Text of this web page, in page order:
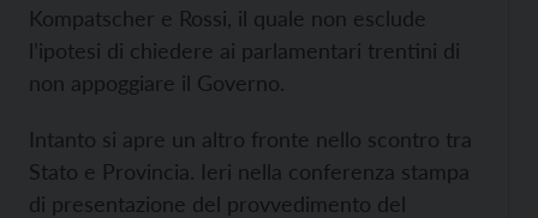
Kompatscher e Rossi, il quale non esclude
l’ipotesi di chiedere ai parlamentari trentini di
non appoggiare il Governo.
Intanto si apre un altro fronte nello scontro tra
Stato e Provincia. Ieri nella conferenza stampa
di presentazione del provvedimento del